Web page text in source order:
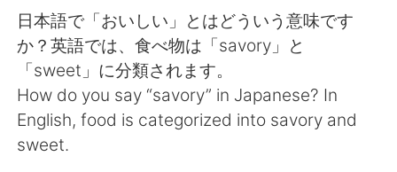
日本語で「おいしい」とはどういう意味です
か？英語では、食べ物は「savory」と
「sweet」に分類されます。
How do you say “savory” in Japanese? In
English, food is categorized into savory and
sweet.